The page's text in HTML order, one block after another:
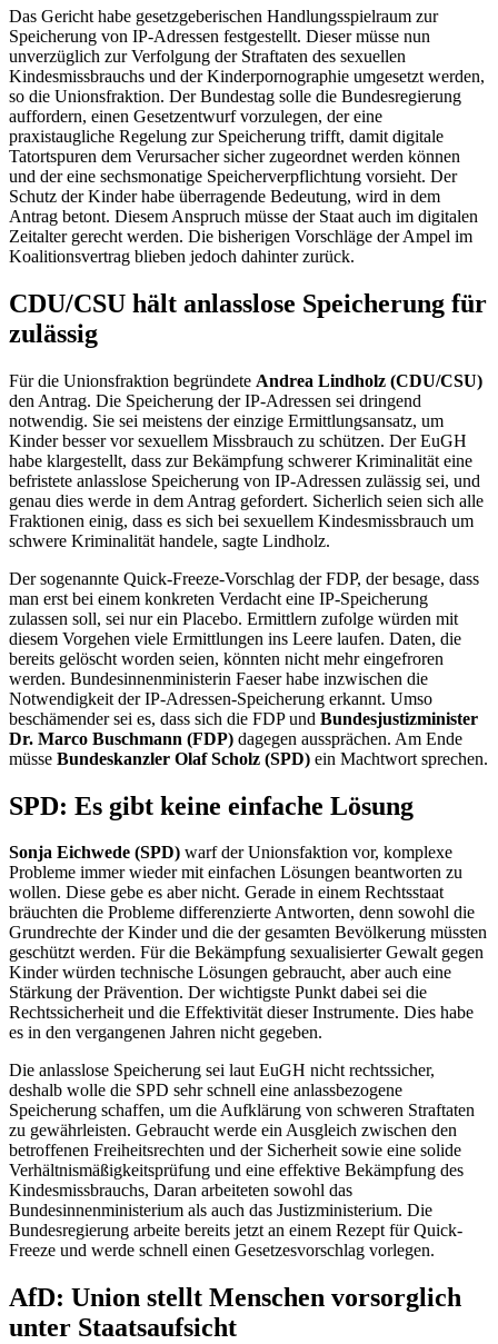
Das Gericht habe gesetzgeberischen Handlungsspielraum zur
Speicherung von IP-Adressen festgestellt. Dieser müsse nun
unverzüglich zur Verfolgung der Straftaten des sexuellen
Kindesmissbrauchs und der Kinderpornographie umgesetzt werden,
so die Unionsfraktion. Der Bundestag solle die Bundesregierung
auffordern, einen Gesetzentwurf vorzulegen, der eine
praxistaugliche Regelung zur Speicherung trifft, damit digitale
Tatortspuren dem Verursacher sicher zugeordnet werden können
und der eine sechsmonatige Speicherverpflichtung vorsieht. Der
Schutz der Kinder habe überragende Bedeutung, wird in dem
Antrag betont. Diesem Anspruch müsse der Staat auch im digitalen
Zeitalter gerecht werden. Die bisherigen Vorschläge der Ampel im
Koalitionsvertrag blieben jedoch dahinter zurück.
CDU/CSU hält anlasslose Speicherung für
zulässig
Für die Unionsfraktion begründete Andrea Lindholz (CDU/CSU)
den Antrag. Die Speicherung der IP-Adressen sei dringend
notwendig. Sie sei meistens der einzige Ermittlungsansatz, um
Kinder besser vor sexuellem Missbrauch zu schützen. Der EuGH
habe klargestellt, dass zur Bekämpfung schwerer Kriminalität eine
befristete anlasslose Speicherung von IP-Adressen zulässig sei, und
genau dies werde in dem Antrag gefordert. Sicherlich seien sich alle
Fraktionen einig, dass es sich bei sexuellem Kindesmissbrauch um
schwere Kriminalität handele, sagte Lindholz.
Der sogenannte Quick-Freeze-Vorschlag der FDP, der besage, dass
man erst bei einem konkreten Verdacht eine IP-Speicherung
zulassen soll, sei nur ein Placebo. Ermittlern zufolge würden mit
diesem Vorgehen viele Ermittlungen ins Leere laufen. Daten, die
bereits gelöscht worden seien, könnten nicht mehr eingefroren
werden. Bundesinnenministerin Faeser habe inzwischen die
Notwendigkeit der IP-Adressen-Speicherung erkannt. Umso
beschämender sei es, dass sich die FDP und Bundesjustizminister
Dr. Marco Buschmann (FDP) dagegen aussprächen. Am Ende
müsse Bundeskanzler Olaf Scholz (SPD) ein Machtwort sprechen.
SPD: Es gibt keine einfache Lösung
Sonja Eichwede (SPD) warf der Unionsfaktion vor, komplexe
Probleme immer wieder mit einfachen Lösungen beantworten zu
wollen. Diese gebe es aber nicht. Gerade in einem Rechtsstaat
bräuchten die Probleme differenzierte Antworten, denn sowohl die
Grundrechte der Kinder und die der gesamten Bevölkerung müssten
geschützt werden. Für die Bekämpfung sexualisierter Gewalt gegen
Kinder würden technische Lösungen gebraucht, aber auch eine
Stärkung der Prävention. Der wichtigste Punkt dabei sei die
Rechtssicherheit und die Effektivität dieser Instrumente. Dies habe
es in den vergangenen Jahren nicht gegeben.
Die anlasslose Speicherung sei laut EuGH nicht rechtssicher,
deshalb wolle die SPD sehr schnell eine anlassbezogene
Speicherung schaffen, um die Aufklärung von schweren Straftaten
zu gewährleisten. Gebraucht werde ein Ausgleich zwischen den
betroffenen Freiheitsrechten und der Sicherheit sowie eine solide
Verhältnismäßigkeitsprüfung und eine effektive Bekämpfung des
Kindesmissbrauchs, Daran arbeiteten sowohl das
Bundesinnenministerium als auch das Justizministerium. Die
Bundesregierung arbeite bereits jetzt an einem Rezept fürQuick-
Freeze und werde schnell einen Gesetzesvorschlag vorlegen.
AfD: Union stellt Menschen vorsorglich
unter Staatsaufsicht